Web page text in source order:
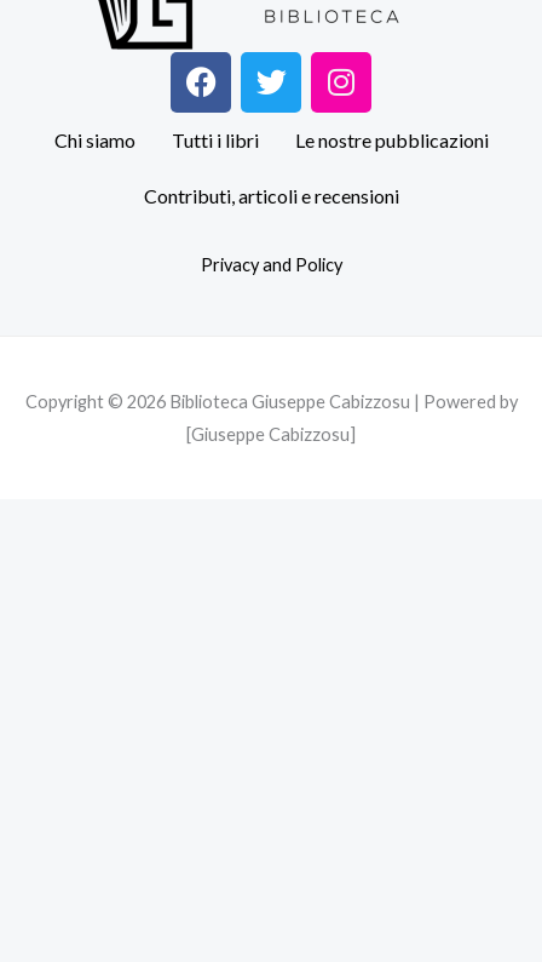
F
a
c
e
b
k
T
w
t
I
n
s
t
a
a
Chi siamo Tutti i libri Le nostre pubblicazioni
Contributi, articoli e recensioni
Privacy and Policy
Copyright © 2026 Biblioteca Giuseppe Cabizzosu | Powered by
[Giuseppe Cabizzosu]